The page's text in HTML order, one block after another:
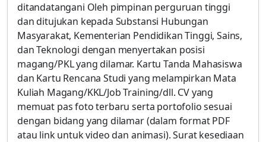
ditandatangani Oleh pimpinan perguruan tinggi
dan ditujukan kepada Substansi Hubungan
Masyarakat, Kementerian Pendidikan Tinggi, Sains,
dan Teknologi dengan menyertakan posisi
magang/PKL yang dilamar. Kartu Tanda Mahasiswa
dan Kartu Rencana Studi yang melampirkan Mata
Kuliah Magang/KKL/Job Training/dll. CV yang
memuat pas foto terbaru serta portofolio sesuai
dengan bidang yang dilamar (dalam format PDF
atau link untuk video dan animasi). Surat kesediaan